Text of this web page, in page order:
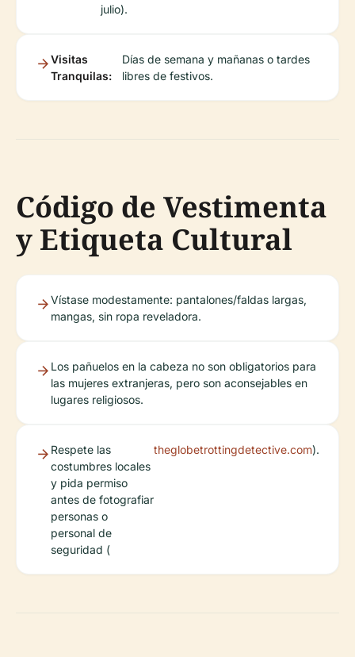
julio).
Visitas
Tranquilas:
Días de semana y mañanas o tardes
libres de festivos.
Código de Vestimenta
y Etiqueta Cultural
Vístase modestamente: pantalones/faldas largas,
mangas, sin ropa reveladora.
Los pañuelos en la cabeza no son obligatorios para
las mujeres extranjeras, pero son aconsejables en
lugares religiosos.
Respete las
costumbres locales
y pida permiso
antes de fotografiar
personas o
personal de
seguridad (
theglobetrottingdetective.com).